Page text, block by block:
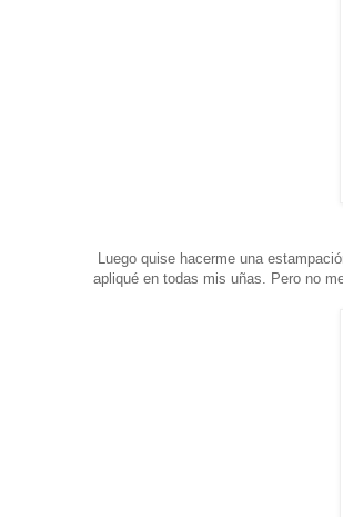
Luego quise hacerme una
apliqué en todas mis uñas. Pero no